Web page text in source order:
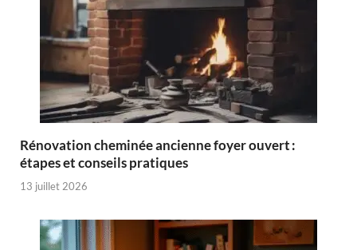
Rénovation cheminée ancienne foyer ouvert :
étapes et conseils pratiques
13 juillet 2026